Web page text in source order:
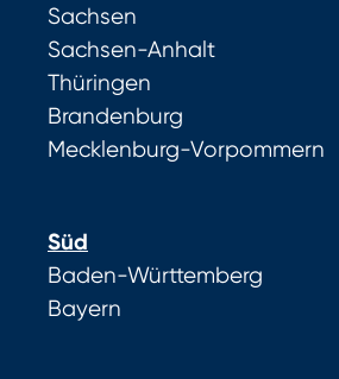
Sachsen
Sachsen-Anhalt
Thüringen
Brandenburg
Mecklenburg-Vorpommern
Süd
Baden-Württemberg
Bayern